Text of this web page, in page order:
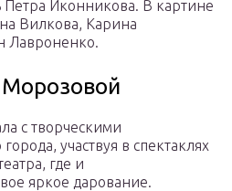
Петра Иконникова. В картине
Вилкова, Карина
Лавроненко.
с творческими
участвуя в спектаклях
где и
яркое дарование.